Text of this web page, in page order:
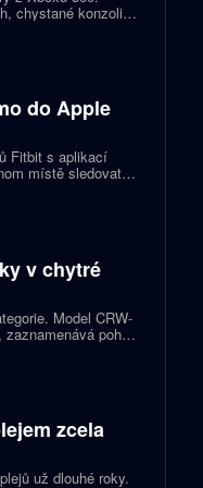
chystané konzoli
mohly dorazit
do Apple
Fitbit s aplikací
místě sledovat
omezení,
nebo jiné
v chytré
Model CRW-
pohyb
tak spojuje digitální
nosit po celý den.
zcela
už dlouhé roky.